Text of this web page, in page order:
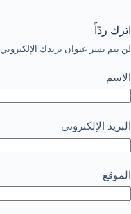
اترك ردّاً
لن يتم نشر عنوان بريدك الإلكتروني.
الاسم
البريد الإلكتروني
الموقع